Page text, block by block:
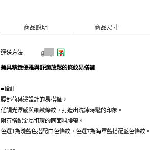
商品說明 商品尺寸
運送方法
兼具精緻優雅與舒適放鬆的條紋易搭褲
■設計
腰部荷葉邊設計的易搭褲。
低調光澤感與細緻條紋，打造出洗鍊時髦的印象。
附有搭配金屬扣環的同面料腰帶。
色選1為淺藍色搭配白色條紋，色選7為海軍藍搭配藍色條紋。